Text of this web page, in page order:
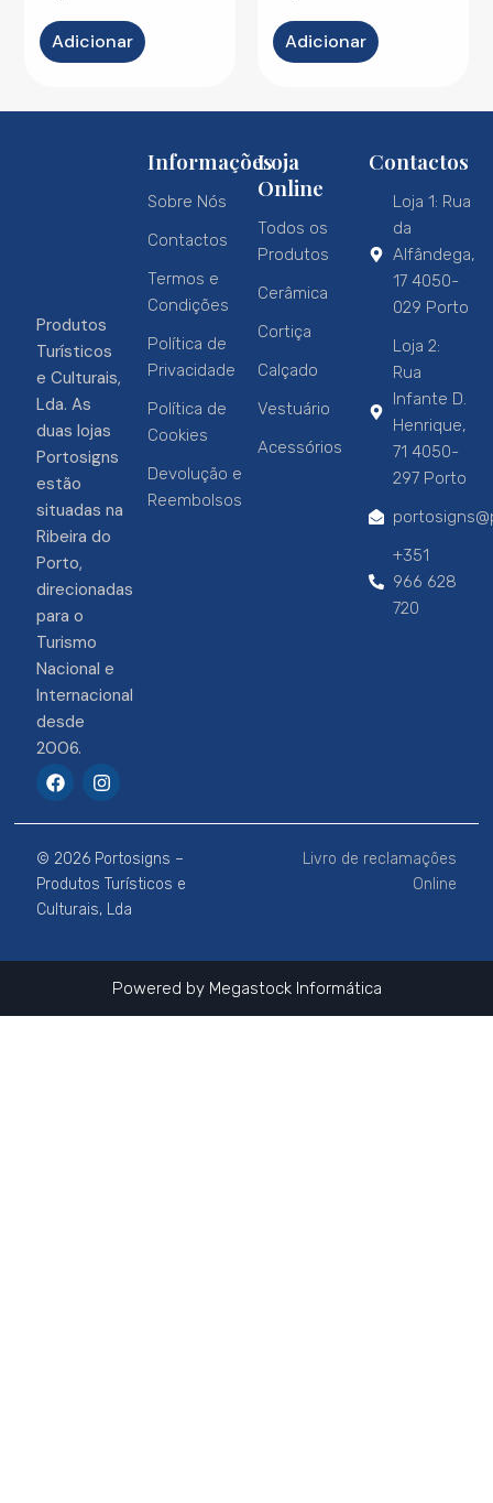
Adicionar Adicionar
Produtos
Turísticos
e Culturais,
Lda. As
duas lojas
Portosigns
estão
situadas na
Ribeira do
Porto,
direcionadas
para o
Turismo
Nacional e
Internacional
desde
2006.
F
a
e
b
o
o
k
I
n
t
a
g
r
a
m
Informações
Sobre Nós
Contactos
Termos e
Condições
Política de
Privacidade
Política de
Cookies
Devolução e
Reembolsos
Loja
Online
Todos os
Produtos
Cerâmica
Cortiça
Calçado
Vestuário
Acessórios
Contactos
Loja 1: Rua
da
Alfândega,
17 4050-
029 Porto
Loja 2:
Rua
Infante D.
Henrique,
71 4050-
297 Porto
+351
966 628
720
© 2026 Portosigns –
Produtos Turísticos e
Culturais, Lda
Livro de reclamações
Online
Powered by Megastock Informática